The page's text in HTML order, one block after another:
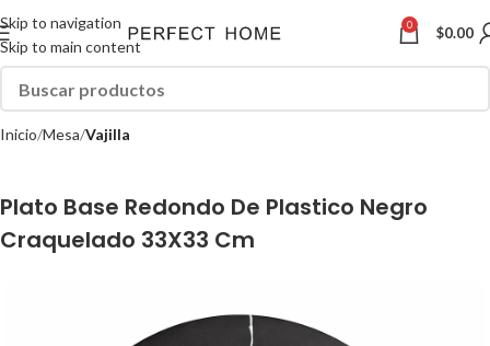
Skip to navigation
Skip to main content
0 $0.00
Inicio Mesa Vajilla
Plato Base Redondo De Plastico Negro
Craquelado 33X33 Cm